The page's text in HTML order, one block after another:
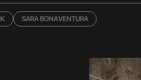
SARA BONAVENTURA